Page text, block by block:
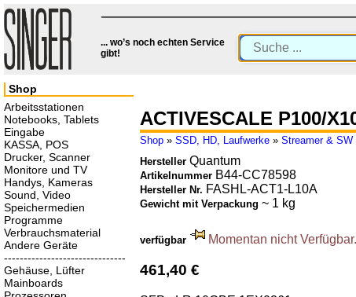
... wo’s noch echten Service
gibt!
ACTIVESCALE P100/
Shop » SSD, HD, Laufwerke » Streamer & SW
Hersteller Quantum
Artikelnummer B44-CC78598
Hersteller Nr. FASHL-ACT1-L10A
Gewicht mit Verpackung ~ 1 kg
verfügbar Momentan nicht
461,40 €
Shop
Arbeitsstationen
Notebooks, Tablets
Eingabe
KASSA, POS
Drucker, Scanner
Monitore und TV
Handys, Kameras
Sound, Video
Speichermedien
Programme
Verbrauchsmaterial
Andere Geräte
-------------------------------
Gehäuse, Lüfter
Mainboards